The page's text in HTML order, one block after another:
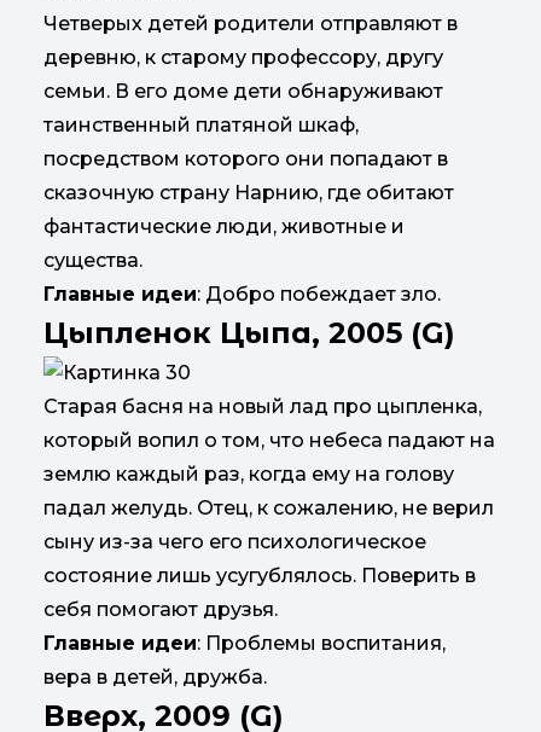
Четверых детей родители отправляют в
деревню, к старому профессору, другу
семьи. В его доме дети обнаруживают
таинственный платяной шкаф,
посредством которого они попадают в
сказочную страну Нарнию, где обитают
фантастические люди, животные и
существа.
Главные идеи: Добро побеждает зло.
Цыпленок Цыпа, 2005 (G)
Старая басня на новый лад про цыпленка,
который вопил о том, что небеса падают на
землю каждый раз, когда ему на голову
падал желудь. Отец, к сожалению, не верил
сыну из-за чего его психологическое
состояние лишь усугублялось. Поверить в
себя помогают друзья.
Главные идеи: Проблемы воспитания,
вера в детей, дружба.
Вверх, 2009 (G)